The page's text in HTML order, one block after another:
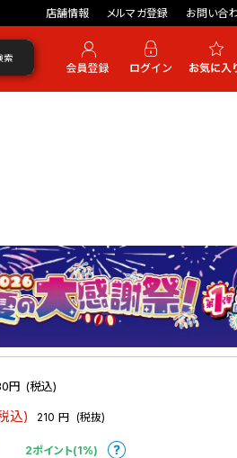
店舗情報 メルマガ登録 お問い合
索
円 (税込)
込) 210 円 (税抜)
2ポイント(1%)